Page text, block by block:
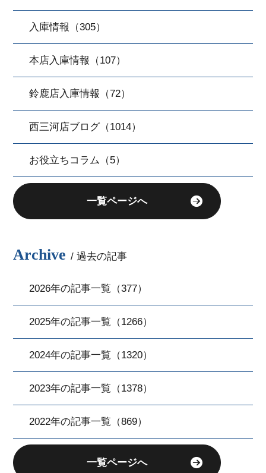
入庫情報（305）
本店入庫情報（107）
鈴鹿店入庫情報（72）
西三河店ブログ（1014）
お役立ちコラム（5）
一覧ページへ
Archive / 過去の記事
2026年の記事一覧（377）
2025年の記事一覧（1266）
2024年の記事一覧（1320）
2023年の記事一覧（1378）
2022年の記事一覧（869）
一覧ページへ